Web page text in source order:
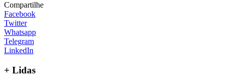
Compartilhe
Facebook
Twitter
Whatsapp
Telegram
LinkedIn
+ Lidas